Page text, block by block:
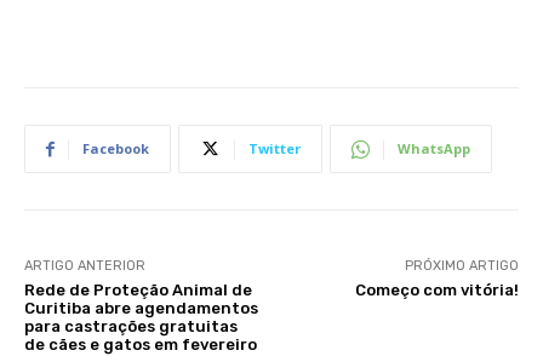
Facebook Twitter WhatsApp
ARTIGO ANTERIOR
Rede de Proteção Animal de
Curitiba abre agendamentos
para castrações gratuitas
de cães e gatos em fevereiro
PRÓXIMO ARTIGO
Começo com vitória!